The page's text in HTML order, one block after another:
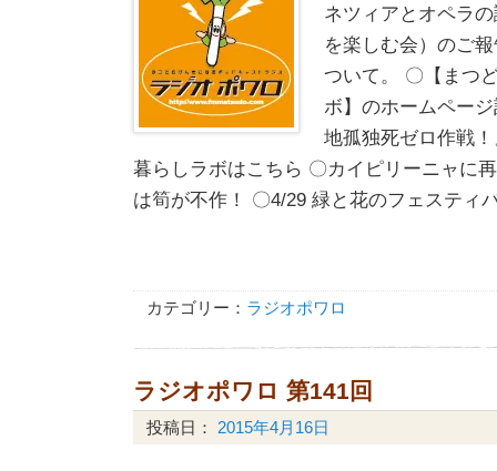
ネツィアとオペラ
を楽しむ会）のご
ついて。 〇【まつ
ボ】のホームペー
地孤独死ゼロ作戦
暮らしラボはこちら 〇カイピリーニャに
は筍が不作！ 〇4/29 緑と花のフェスティ
カテゴリー： ラジオポワロ
ラジオポワロ 第141回
投稿日： 2015年4月16日